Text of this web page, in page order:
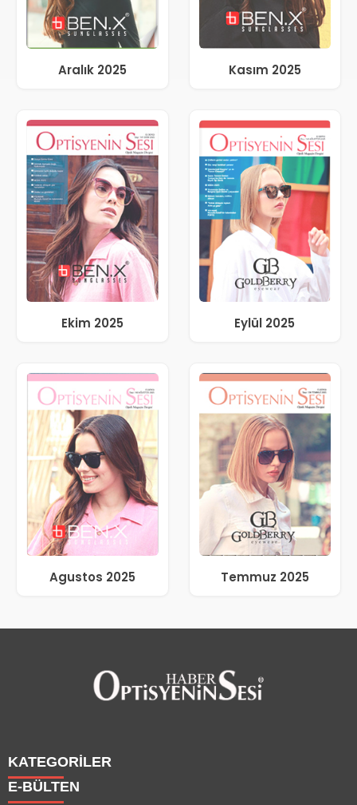
Aralık 2025 Kasım 2025
Ekim 2025 Eylül 2025
Agustos 2025 Temmuz 2025
KATEGORİLER
E-BÜLTEN